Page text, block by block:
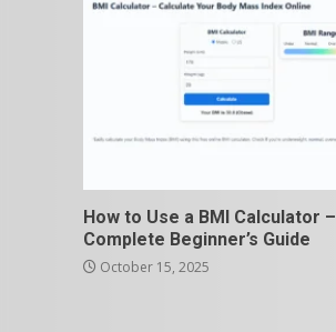
How to Use a BMI Calculator –
Complete Beginner’s Guide
October 15, 2025